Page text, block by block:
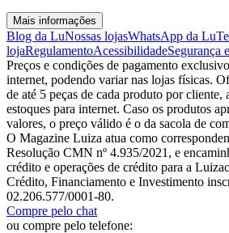
Mais informações
Blog da LuNossas lojasWhatsApp da Lu
lojaRegulamentoAcessibilidadeSegurança
Preços e condições de pagamento
internet, podendo variar nas lojas físicas.
de até 5 peças de cada produto por cliente,
estoques para internet. Caso os produtos
valores, o preço válido é o da sacola de
O Magazine Luiza atua como
Resolução CMN nº 4.935/2021, e
crédito e operações de crédito para a
Crédito, Financiamento e Investimento
02.206.577/0001-80.
Compre pelo chat
ou compre pelo telefone: